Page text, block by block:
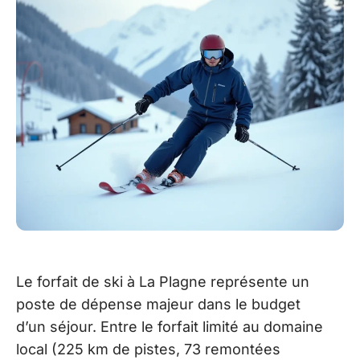
Le forfait de ski à La Plagne représente un
poste de dépense majeur dans le budget
d’un séjour. Entre le forfait limité au domaine
local (225 km de pistes, 73 remontées